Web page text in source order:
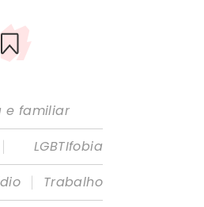
e familiar
|
LGBTIfobia
|
Trabalho